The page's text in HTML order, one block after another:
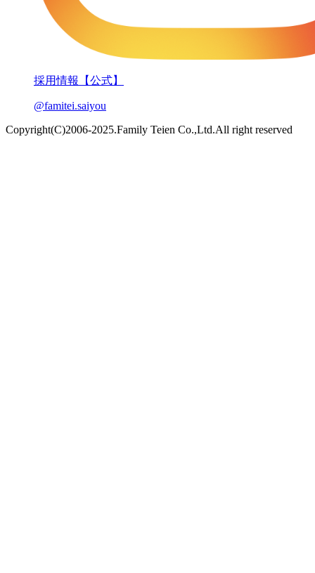
採用情報【公式】
@famitei.saiyou
Copyright(C)2006-2025.Family Teien Co.,Ltd.All right reserved